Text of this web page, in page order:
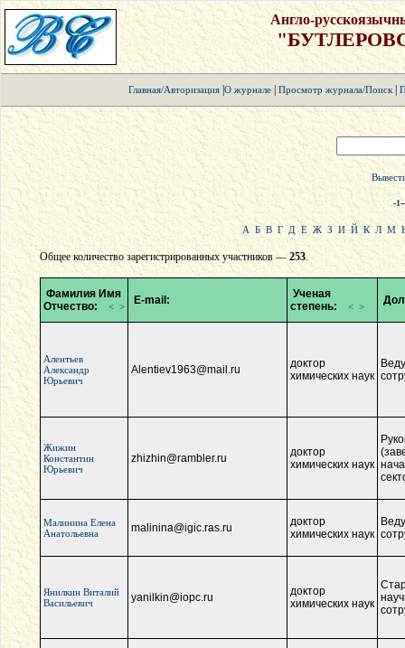
Англо-
Главная/Авторизация| О журнале| Просмотр журнала/Поиск|
-1--
А Б В Г Д Е Ж З И Й К Л М
Общее количество зарегистрированных участников —253.
Фамилия Имя
Отчество:
< > E-mail:
Ученая
степень:
< >
Алентьев
Александр
Юрьевич
Alentiev1963@mail.ru
доктор
химических наук
Жижин
Константин
Юрьевич
zhizhin@rambler.ru
доктор
химических наук
Малинина Елена
Анатольевна
malinina@igic.ras.ru
доктор
химических наук
Янилкин Виталий
Васильевич
yanilkin@iopc.ru
доктор
химических наук